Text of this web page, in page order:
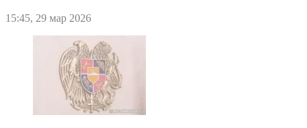
15:45, 29 мар 2026